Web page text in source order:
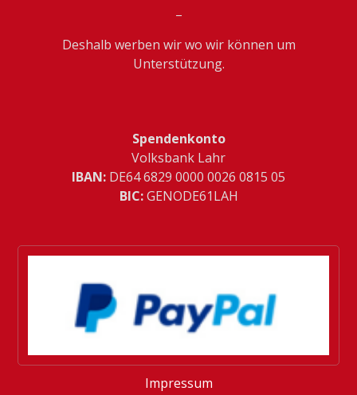
Deshalb werben wir wo wir können um
Unterstützung.
Spendenkonto
Volksbank Lahr
IBAN: ­DE64 6829 0000 0026 0815 05
BIC:GENODE61LAH
Impressum